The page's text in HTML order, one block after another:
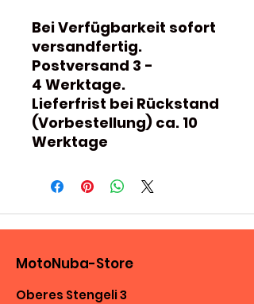
Bei Verfügbarkeit sofort
versandfertig.
Postversand 3 -
4 Werktage.
Lieferfrist bei Rückstand
(Vorbestellung) ca. 10
Werktage
MotoNuba-Store
Oberes Stengeli 3